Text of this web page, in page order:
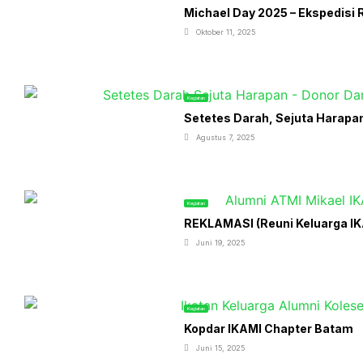
Michael Day 2025 – Ekspedisi
Oktober 11, 2025
Kegiatan
Setetes Darah, Sejuta
Agustus 7, 2025
Kegiatan
REKLAMASI (Reuni Keluarga
Juni 19, 2025
Kegiatan
Kopdar IKAMI Chapter Batam
Juni 15, 2025